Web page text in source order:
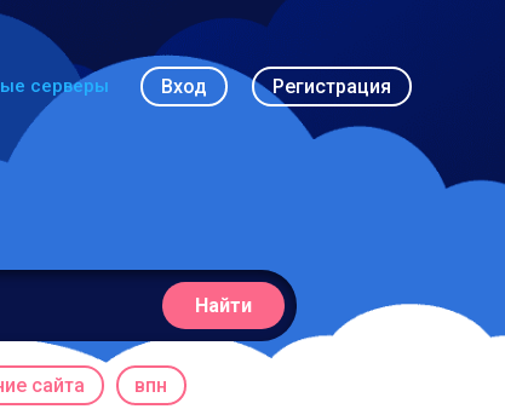
серверы Вход Регистрация
Найти
сайта впн